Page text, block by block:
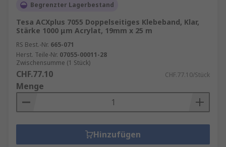
Begrenzter Lagerbestand
Tesa ACXplus 7055 Doppelseitiges Klebeband, Klar,
Stärke 1000 μm Acrylat, 19mm x 25 m
RS Best.-Nr. 665-071
Herst. Teile-Nr. 07055-00011-28
Zwischensumme (1 Stück)
CHF.77.10 CHF.77.10/Stück
Menge
Hinzufügen